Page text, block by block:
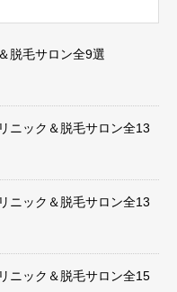
脱毛サロン全9選
ニック＆脱毛サロン全13
ニック＆脱毛サロン全13
ニック＆脱毛サロン全15